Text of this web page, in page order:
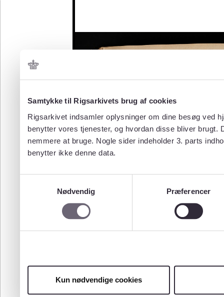
Samtykke til Rigsarkivets brug af cookies
Rigsarkivet indsamler oplysninger om dine besøg ved
benytter vores tjenester, og hvordan disse bliver
nemmere at bruge. Nogle sider indeholder 3. parts
benytter ikke denne data.
Nødvendig
Præferencer
Kun nødvendige cookies